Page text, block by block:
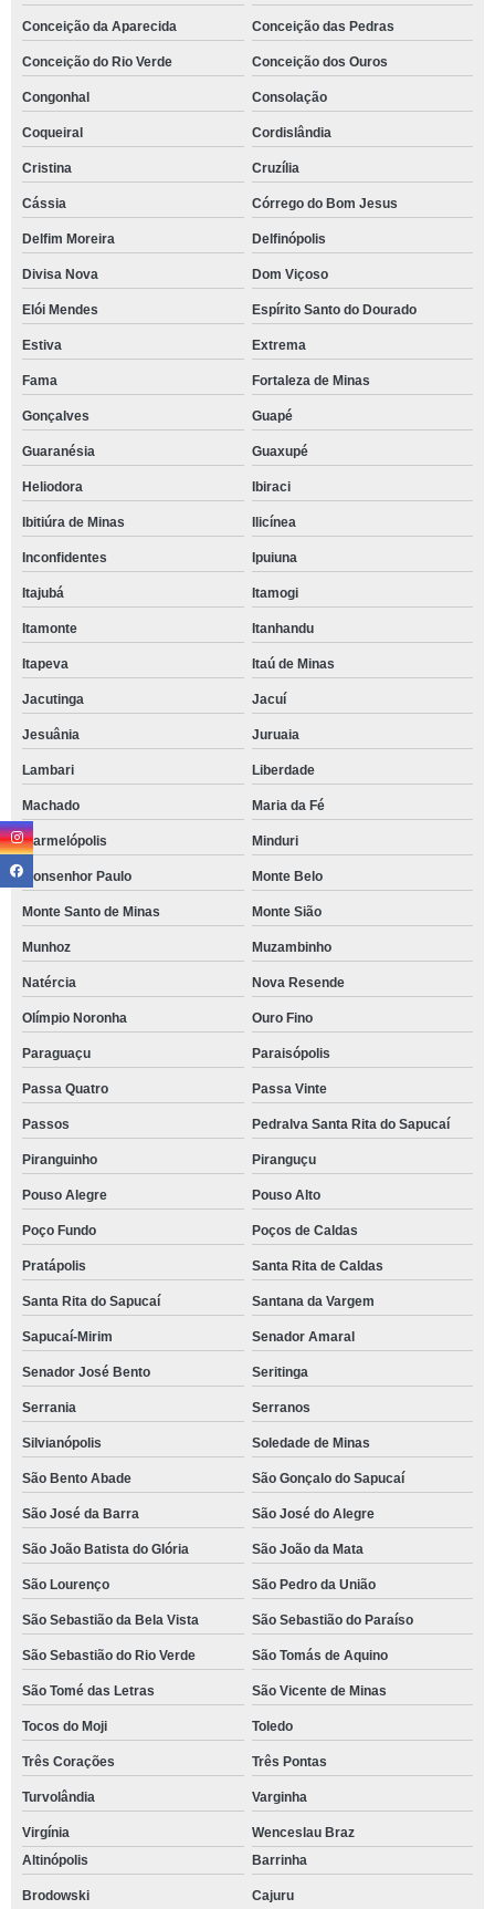
Conceição da Aparecida Conceição das Pedras
Conceição do Rio Verde Conceição dos Ouros
Congonhal Consolação
Coqueiral Cordislândia
Cristina Cruzília
Cássia Córrego do Bom Jesus
Delfim Moreira Delfinópolis
Divisa Nova Dom Viçoso
Elói Mendes Espírito Santo do Dourado
Estiva Extrema
Fama Fortaleza de Minas
Gonçalves Guapé
Guaranésia Guaxupé
Heliodora Ibiraci
Ibitiúra de Minas Ilicínea
Inconfidentes Ipuiuna
Itajubá Itamogi
Itamonte Itanhandu
Itapeva Itaú de Minas
Jacutinga Jacuí
Jesuânia Juruaia
Lambari Liberdade
Machado Maria da Fé
Marmelópolis Minduri
Monsenhor Paulo Monte Belo
Monte Santo de Minas Monte Sião
Munhoz Muzambinho
Natércia Nova Resende
Olímpio Noronha Ouro Fino
Paraguaçu Paraisópolis
Passa Quatro Passa Vinte
Passos Pedralva Santa Rita do Sapucaí
Piranguinho Piranguçu
Pouso Alegre Pouso Alto
Poço Fundo Poços de Caldas
Pratápolis Santa Rita de Caldas
Santa Rita do Sapucaí Santana da Vargem
Sapucaí-Mirim Senador Amaral
Senador José Bento Seritinga
Serrania Serranos
Silvianópolis Soledade de Minas
São Bento Abade São Gonçalo do Sapucaí
São José da Barra São José do Alegre
São João Batista do Glória São João da Mata
São Lourenço São Pedro da União
São Sebastião da Bela Vista São Sebastião do Paraíso
São Sebastião do Rio Verde São Tomás de Aquino
São Tomé das Letras São Vicente de Minas
Tocos do Moji Toledo
Três Corações Três Pontas
Turvolândia Varginha
Virgínia
Wenceslau Braz
Altinópolis
Barrinha
Brodowski Cajuru